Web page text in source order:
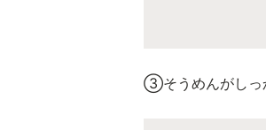
③そうめんがしっ